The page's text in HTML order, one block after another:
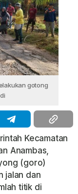
gotong
Kecamatan
Anambas,
(goro)
jalan dan
titik di